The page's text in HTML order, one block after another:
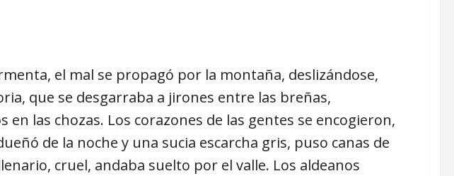
el mal se propagó por la montaña, deslizándose,
que se desgarraba a jirones entre las breñas,
las chozas. Los corazones de las gentes se encogieron,
de la noche y una sucia escarcha gris, puso canas de
cruel, andaba suelto por el valle. Los aldeanos